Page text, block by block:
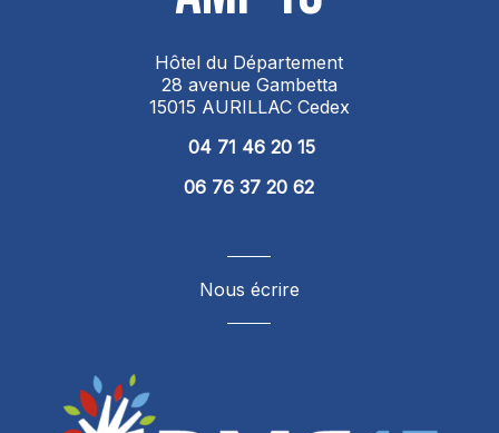
Hôtel du Département
28 avenue Gambetta
15015 AURILLAC Cedex
04 71 46 20 15
06 76 37 20 62
Nous écrire